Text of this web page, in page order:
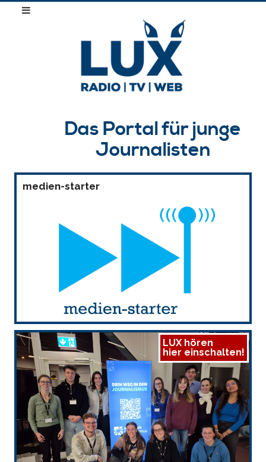
Das Portal für junge
Journalisten
medien-starter
LUX hören
hier einschalten!